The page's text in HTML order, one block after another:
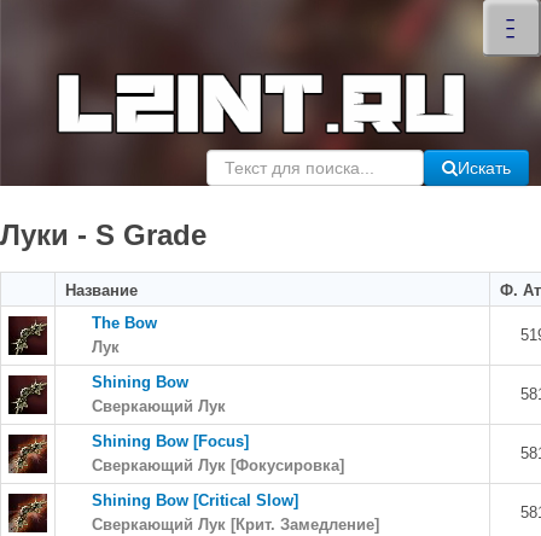
–
–
–
×
Искать
Луки - S Grade
Название
Ф.
The Bow
Лук
Shining Bow
Сверкающий Лук
Shining Bow [Focus]
Сверкающий Лук [Фокусировка]
Shining Bow [Critical Slow]
Сверкающий Лук [Крит. Замедление]